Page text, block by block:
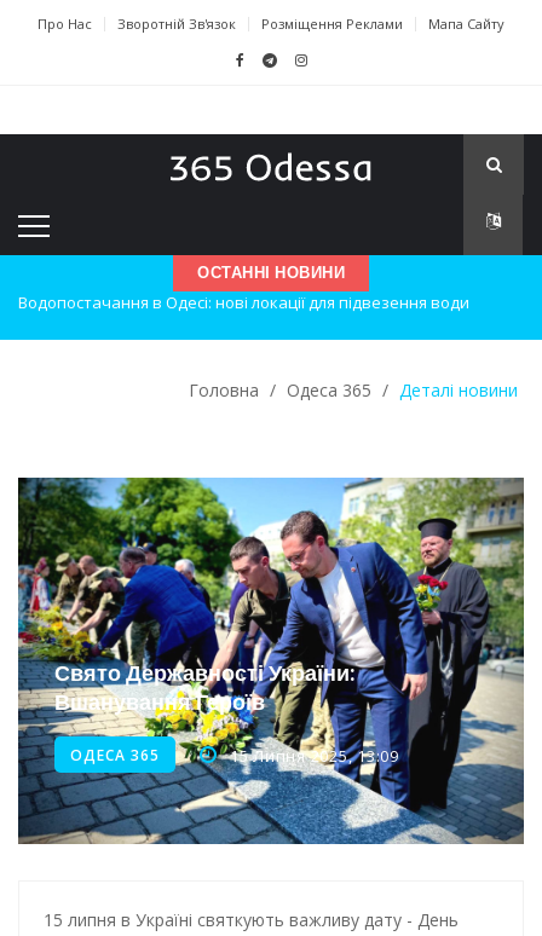
Про Нас Зворотній Зв'язок Розміщення Реклами Мапа Сайту
ОСТАННІ НОВИНИ
Нічна атака на Одесу: наслідки вибухів
Новини з Зимової школи інсульту в Швейцарії
Інтеграція ветеранів в українське суспільство
Нічна атака на Одесу: наслідки обстрілу
Енергетична підтримка для Одеси
Водопостачання в Одесі: нові локації для підвезення води
Головна / Одеса 365 / Деталі новини
Свято Державності України:
Вшанування Героїв
ОДЕСА 365 15 Липня 2025, 13:09
15 липня в Україні святкують важливу дату - День